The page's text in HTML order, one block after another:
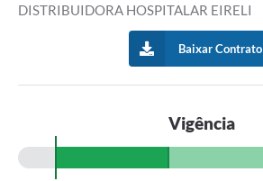
DISTRIBUIDORA HOSPITALAR EIRELI
Baixar Contrato
Vigência